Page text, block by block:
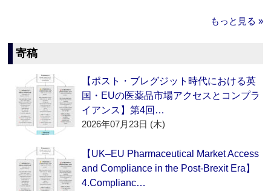
もっと見る »
寄稿
【ポスト・ブレグジット時代における英
国・EUの医薬品市場アクセスとコンプラ
イアンス】第4回…
2026年07月23日 (木)
【UK–EU Pharmaceutical Market Access
and Compliance in the Post-Brexit Era】
4.Complianc…